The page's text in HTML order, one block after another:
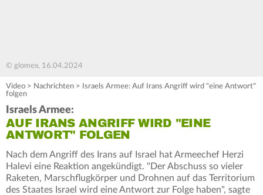
© glomex, 16.04.2024
Video > Nachrichten >
Israels Armee: Auf Irans Angriff wird "eine Antwort"
folgen
Israels Armee:
AUF IRANS ANGRIFF WIRD "EINE
ANTWORT" FOLGEN
Nach dem Angriff des Irans auf Israel hat Armeechef Herzi
Halevi eine Reaktion angekündigt. "Der Abschuss so vieler
Raketen, Marschflugkörper und Drohnen auf das Territorium
des Staates Israel wird eine Antwort zur Folge haben", sagte